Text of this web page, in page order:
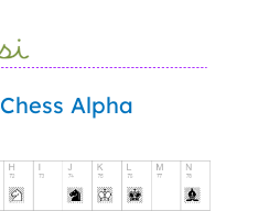
Chess Alpha